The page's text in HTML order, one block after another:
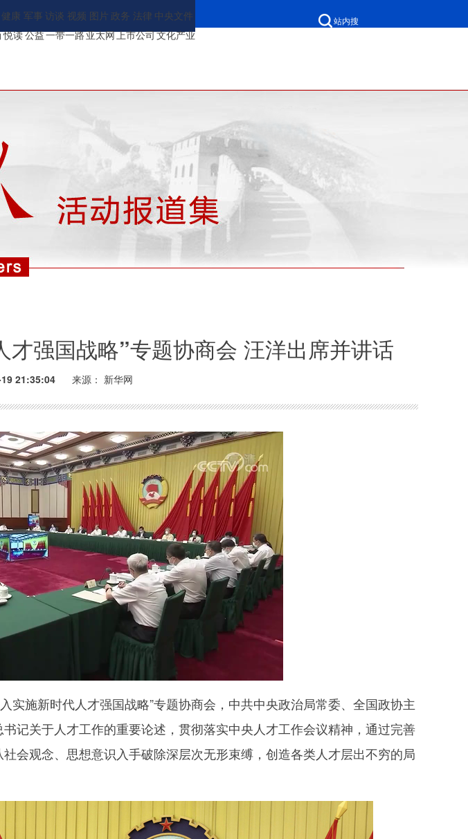
方频道 承建网站 中文/繁体 网站无障碍
站内搜
健康 军事 访谈 视频 图片 政务 法律 中央文件
悦读公益一带一路亚太网上市公司文化产业
强国战略”专题协商会 汪洋出席并讲话
21:35:04 来源： 新华网
施新时代人才强国战略”专题协商会，中共中央政治局常委、全国政协主
记关于人才工作的重要论述，贯彻落实中央人才工作会议精神，通过完善
会观念、思想意识入手破除深层次无形束缚，创造各类人才层出不穷的局